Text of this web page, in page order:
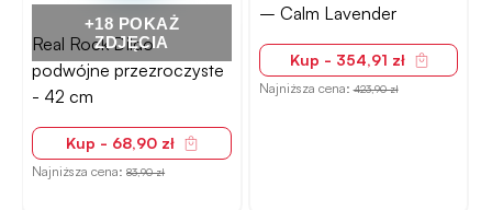
+18 POKAŻ
ZDJĘCIA
Real Rock Dildo
podwójne przezroczyste
- 42 cm
Kup - 68,90 zł
Najniższa cena:83,90 zł
– Calm Lavender
Kup - 354,91 zł
Najniższa cena:423,90 zł